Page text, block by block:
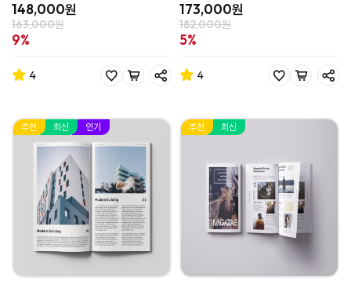
148,000원
163,000원
9%
4
173,000원
182,000원
5%
4
추천 최신 인기 추천 최신